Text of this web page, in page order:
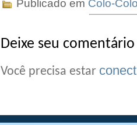
Publicado em Colo-
Deixe seu comentário
Você precisa estar